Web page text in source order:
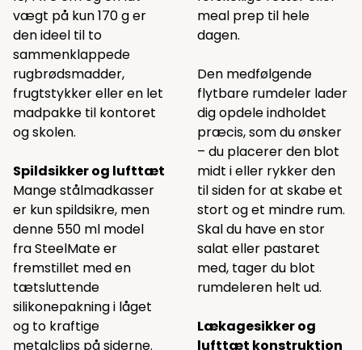
vægt på kun 170 g er
den ideel til to
sammenklappede
rugbrødsmadder,
frugtstykker eller en let
madpakke til kontoret
og skolen.
Spildsikker og lufttæt
Mange stålmadkasser
er kun spildsikre, men
denne 550 ml model
fra SteelMate er
fremstillet med en
tætsluttende
silikonepakning i låget
og to kraftige
metalclips på siderne.
meal prep til hele
dagen.
Den medfølgende
flytbare rumdeler lader
dig opdele indholdet
præcis, som du ønsker
– du placerer den blot
midt i eller rykker den
til siden for at skabe et
stort og et mindre rum.
Skal du have en stor
salat eller pastaret
med, tager du blot
rumdeleren helt ud.
Lækagesikker og
lufttæt konstruktion